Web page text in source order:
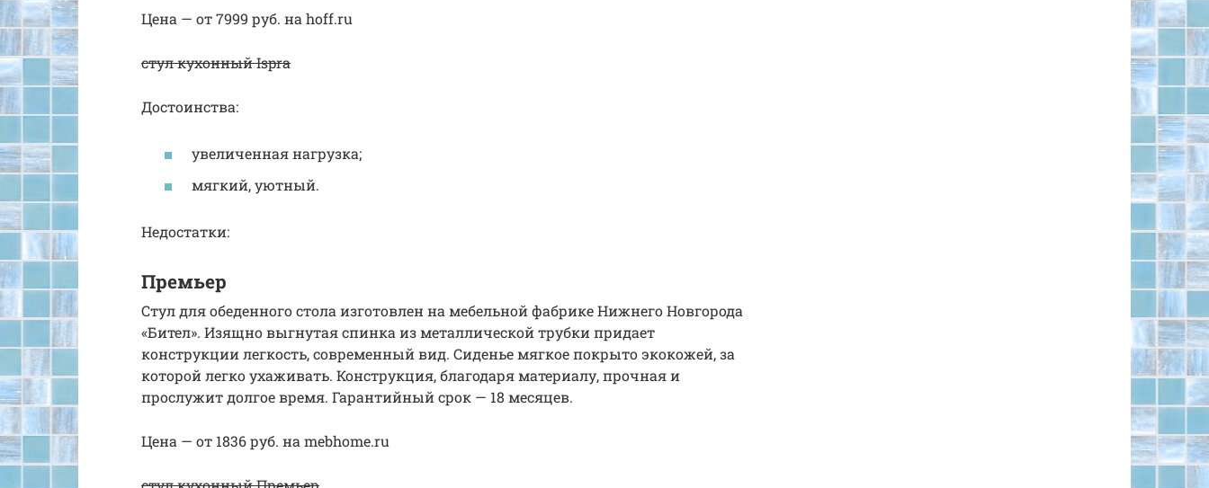
Цена — от 7999 руб. на hoff.ru
стул кухонный Ispra
Достоинства:
увеличенная нагрузка;
мягкий, уютный.
Недостатки:
Премьер
Стул для обеденного стола изготовлен на мебельной фабрике Нижнего Новгорода
«Бител». Изящно выгнутая спинка из металлической трубки придает
конструкции легкость, современный вид. Сиденье мягкое покрыто экокожей, за
которой легко ухаживать. Конструкция, благодаря материалу, прочная и
прослужит долгое время. Гарантийный срок — 18 месяцев.
Цена — от 1836 руб. на mebhome.ru